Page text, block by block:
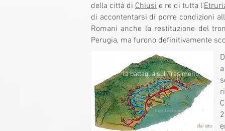
della città di Chiusi e re di tutta l'
di accontentarsi di porre condizioni
Romani anche la restituzione del
Perugia, ma furono definitivamente
la battaglia sul Trasimeno
dal sito